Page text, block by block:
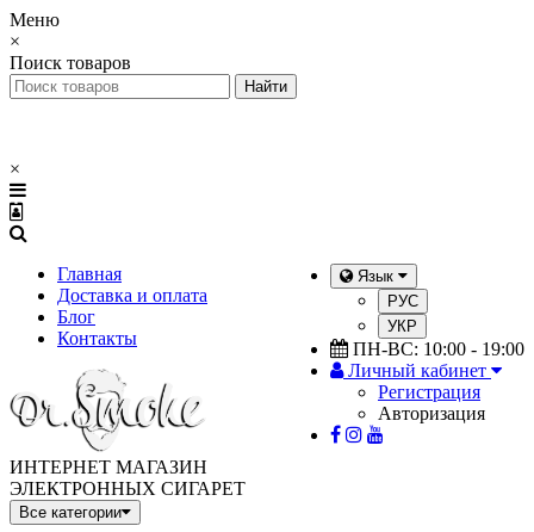
Меню
×
Поиск товаров
×
Главная
Доставка и оплата
Блог
Контакты
Язык
РУС
УКР
ПН-ВС: 10:00 - 19:00
Личный кабинет
Регистрация
Авторизация
ИНТЕРНЕТ МАГАЗИН
ЭЛЕКТРОННЫХ СИГАРЕТ
Все категории